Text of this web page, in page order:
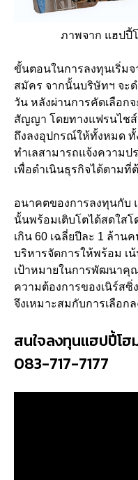
ภาพจาก แฮปปี้
ขั้นตอนในการลงทุนเริ่มจ
สมัคร จากนั้นบริษัทฯ จะ
วัน หลังผ่านการคัดเลือ
สัญญา โดยทางแฟรนไชส์
ถึงลงอุปกรณ์ให้ทั้งหมด
ทำเลสามารถแจ้งความป
เพื่อดำเนินธุรกิจได้ตามที่
อนาคตของการลงทุนกับ
นั้นพร้อมเติบโตได้สดใส
เกิน 60 เฉลี่ยปีละ 1 ล้าน
บริหารจัดการให้พร้อม
เป้าหมายในการพัฒนาคุ
ความต้องการของเนิร์ส
จึงเหมาะสมกับการเลือก
สนใจลงทุนแฮปปี้โฮ
083-717-7177